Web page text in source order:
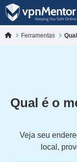
Ferramentas
Qual é o
Veja seu
local,